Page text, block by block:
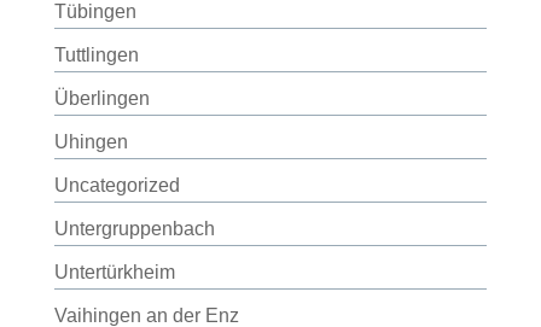
Tübingen
Tuttlingen
Überlingen
Uhingen
Uncategorized
Untergruppenbach
Untertürkheim
Vaihingen an der Enz